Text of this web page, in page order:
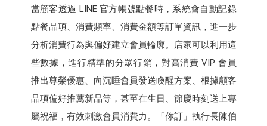
當顧客透過 LINE 官方帳號點餐時，系統會自動記錄
點餐品項、消費頻率、消費金額等訂單資訊，進一步
分析消費行為與偏好建立會員輪廓。店家可以利用這
些數據，進行精準的分眾行銷，對高消費 VIP 會員
推出尊榮優惠、向沉睡會員發送喚醒方案、根據顧客
品項偏好推薦新品等，甚至在生日、節慶時刻送上專
屬祝福，有效刺激會員消費力。「你訂」執行長陳伯